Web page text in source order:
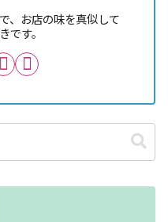
、お店の味を真似して
です。